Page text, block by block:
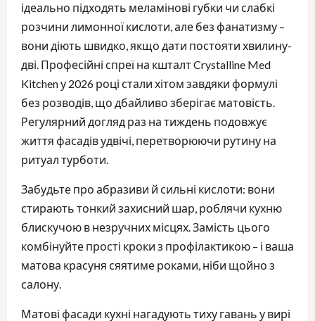
ідеально підходять меламінові губки чи слабкі
розчини лимонної кислоти, але без фанатизму –
вони діють швидко, якщо дати постояти хвилину-
дві. Професійні спреї на кшталт Crystalline Med
Kitchen у 2026 році стали хітом завдяки формулі
без розводів, що дбайливо зберігає матовість.
Регулярний догляд раз на тиждень подовжує
життя фасадів удвічі, перетворюючи рутину на
ритуал турботи.
Забудьте про абразиви й сильні кислоти: вони
стирають тонкий захисний шар, роблячи кухню
блискучою в незручних місцях. Замість цього
комбінуйте прості кроки з профілактикою – і ваша
матова красуня сяятиме роками, ніби щойно з
салону.
Матові фасади кухні нагадують тиху гавань у вирі